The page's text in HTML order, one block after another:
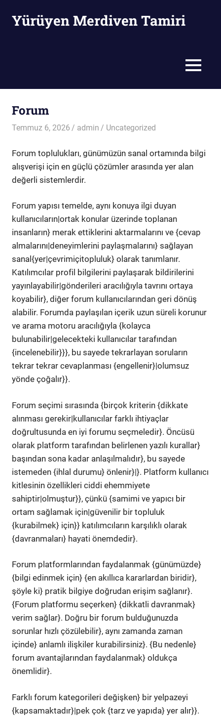
Yürüyen Merdiven Tamiri
MENU
Forum
Temmuz 6, 2026 admin Uncategorized
Forum toplulukları, günümüzün sanal ortamında bilgi
alışverişi için en güçlü çözümler arasında yer alan
değerli sistemlerdir.
Forum yapısı temelde, aynı konuya ilgi duyan
kullanıcıların|ortak konular üzerinde toplanan
insanların} merak ettiklerini aktarmalarını ve {cevap
almalarını|deneyimlerini paylaşmalarını} sağlayan
sanal{yer|çevrimiçitopluluk} olarak tanımlanır.
Katılımcılar profil bilgilerini paylaşarak bildirilerini
yayınlayabilir|gönderileri aracılığıyla tavrını ortaya
koyabilir}, diğer forum kullanıcılarından geri dönüş
alabilir. Forumda paylaşılan içerik uzun süreli korunur
ve arama motoru aracılığıyla {kolayca
bulunabilir|gelecekteki kullanıcılar tarafından
{incelenebilir}}}, bu sayede tekrarlayan soruların
tekrar tekrar cevaplanması {engellenir}|olumsuz
yönde çoğalır}}.
Forum seçimi sırasında {birçok kriterin {dikkate
alınması gerekir|kullanıcılar farklı ihtiyaçlar
doğrultusunda en iyi forumu seçmeledir}. Öncüsü
olarak platform tarafından belirlenen yazılı kurallar}
başından sona kadar anlaşılmalıdır}, bu sayede
istemeden {ihlal durumu} önlenir}|}. Platform kullanıcı
kitlesinin özellikleri ciddi ehemmiyete
sahiptir|olmuştur}}, çünkü {samimi ve yapıcı bir
ortam sağlamak için|güvenilir bir topluluk
{kurabilmek} için}} katılımcıların karşılıklı olarak
{davranmaları} hayati önemdedir}.
Forum platformlarından faydalanmak {günümüzde}
{bilgi edinmek için} {en akıllıca kararlardan biridir},
şöyle ki} pratik bilgiye doğrudan erişim sağlanır}.
{Forum platformu seçerken} {dikkatli davranmak}
verim sağlar}. Doğru bir forum bulduğunuzda
sorunlar hızlı çözülebilir}, aynı zamanda zaman
içinde} anlamlı ilişkiler kurabilirsiniz}. {Bu nedenle}
forum avantajlarından faydalanmak} oldukça
önemlidir}.
Farklı forum kategorileri değişken} bir yelpazeyi
{kapsamaktadır}|pek çok {tarz ve yapıda} yer alır}}.